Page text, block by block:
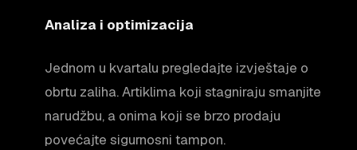
Analiza i optimizacija
Jednom u kvartalu pregledajte izvještaje o
obrtu zaliha. Artiklima koji stagniraju smanjite
narudžbu, a onima koji se brzo prodaju
povećajte sigurnosni tampon.